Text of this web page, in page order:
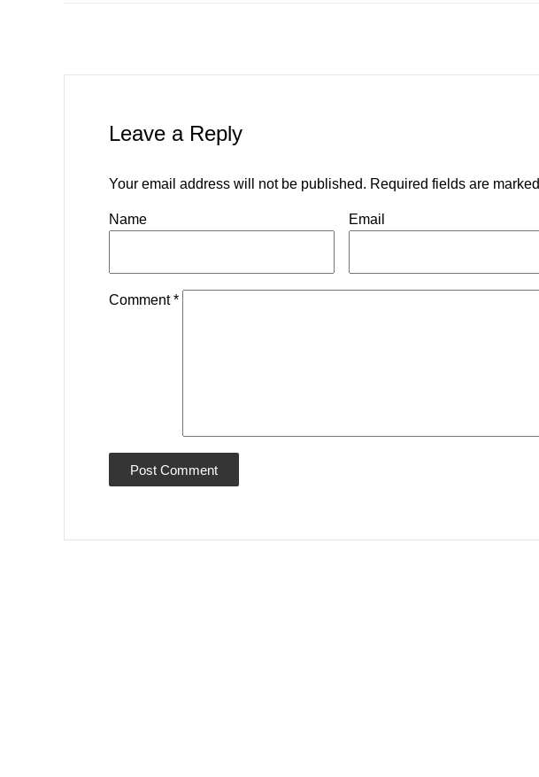
Leave a Reply
Your email address will not be published. Required fields are marked
Name Email
Comment*